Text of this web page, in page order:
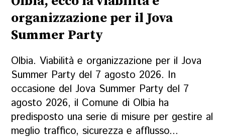
organizzazione per il Jova
Summer Party
Olbia. Viabilità e organizzazione per il Jova
Summer Party del 7 agosto 2026. In
occasione del Jova Summer Party del 7
agosto 2026, il Comune di Olbia ha
predisposto una serie di misure per gestire al
meglio traffico, sicurezza e afflusso...